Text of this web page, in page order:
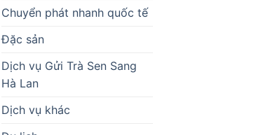
Chuyển phát nhanh quốc tế
Đặc sản
Dịch vụ Gửi Trà Sen Sang
Hà Lan
Dịch vụ khác